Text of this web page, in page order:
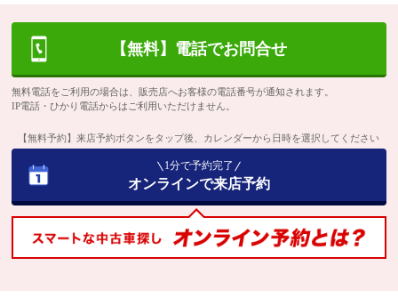
【無料】電話でお問合せ
無料電話をご利用の場合は、販売店へお客様の電話番号が通知されます。
IP電話・ひかり電話からはご利用いただけません。
【無料予約】来店予約ボタンをタップ後、カレンダーから日時を選択してください
1分で予約完了
オンラインで来店予約